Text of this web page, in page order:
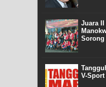
Juara
Sorong
V-Sport